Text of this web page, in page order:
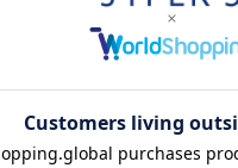
2026年9月
月 火 水 木 金 土
1 2 3 4
5
7 8 9 10 11
12